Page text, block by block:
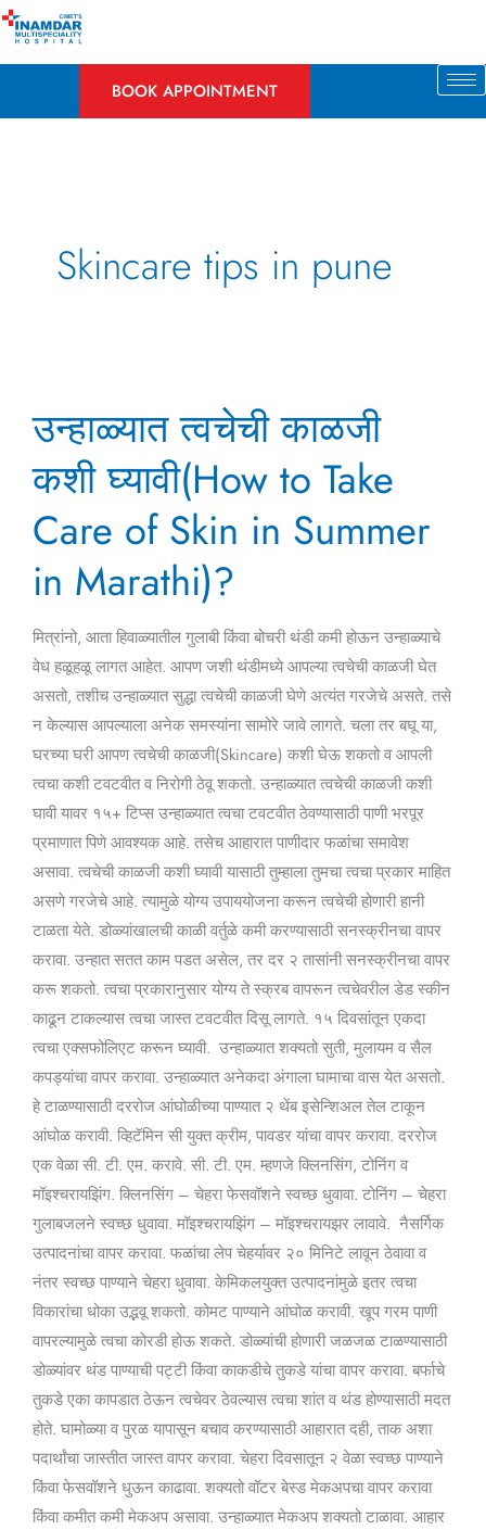
Skip
BOOK APPOINTMENT
Skincare tips in pune
उन्हाळ्यात त्वचेची काळजी
कशी घ्यावी(How to Take
Care of Skin in Summer
in Marathi)?
मित्रांनो, आता हिवाळ्यातील गुलाबी किंवा बोचरी थंडी कमी होऊन उन्हाळ्याचे
वेध हळूहळू लागत आहेत. आपण जशी थंडीमध्ये आपल्या त्वचेची काळजी घेत
असतो, तशीच उन्हाळ्यात सुद्धा त्वचेची काळजी घेणे अत्यंत गरजेचे असते. तसे
न केल्यास आपल्याला अनेक समस्यांना सामोरे जावे लागते. चला तर बघू या,
घरच्या घरी आपण त्वचेची काळजी(Skincare) कशी घेऊ शकतो व आपली
त्वचा कशी टवटवीत व निरोगी ठेवू शकतो. उन्हाळ्यात त्वचेची काळजी कशी
घावी यावर १५+ टिप्स उन्हाळ्यात त्वचा टवटवीत ठेवण्यासाठी पाणी भरपूर
प्रमाणात पिणे आवश्यक आहे. तसेच आहारात पाणीदार फळांचा समावेश
असावा. त्वचेची काळजी कशी घ्यावी यासाठी तुम्हाला तुमचा त्वचा प्रकार माहित
असणे गरजेचे आहे. त्यामुळे योग्य उपाययोजना करून त्वचेची होणारी हानी
टाळता येते. डोळ्यांखालची काळी वर्तुळे कमी करण्यासाठी सनस्क्रीनचा वापर
करावा. उन्हात सतत काम पडत असेल, तर दर २ तासांनी सनस्क्रीनचा वापर
करू शकतो. त्वचा प्रकारानुसार योग्य ते स्क्रब वापरून त्वचेवरील डेड स्कीन
काढून टाकल्यास त्वचा जास्त टवटवीत दिसू लागते. १५ दिवसांतून एकदा
त्वचा एक्सफोलिएट करून घ्यावी. उन्हाळ्यात शक्यतो सुती, मुलायम व सैल
कपड्यांचा वापर करावा. उन्हाळ्यात अनेकदा अंगाला घामाचा वास येत असतो.
हे टाळण्यासाठी दररोज आंघोळीच्या पाण्यात २ थेंब इसेन्शिअल तेल टाकून
आंघोळ करावी. व्हिटॅमिन सी युक्त क्रीम, पावडर यांचा वापर करावा. दररोज
एक वेळा सी. टी. एम. करावे. सी. टी. एम. म्हणजे क्लिनसिंग, टोनिंग व
मॉइश्चरायझिंग. क्लिनसिंग – चेहरा फेसवॉशने स्वच्छ धुवावा. टोनिंग – चेहरा
गुलाबजलने स्वच्छ धुवावा. मॉइश्चरायझिंग – मॉइश्चरायझर लावावे. नैसर्गिक
उत्पादनांचा वापर करावा. फळांचा लेप चेहर्यावर २० मिनिटे लावून ठेवावा व
नंतर स्वच्छ पाण्याने चेहरा धुवावा. केमिकलयुक्त उत्पादनांमुळे इतर त्वचा
विकारांचा धोका उद्भवू शकतो. कोमट पाण्याने आंघोळ करावी. खूप गरम पाणी
वापरल्यामुळे त्वचा कोरडी होऊ शकते. डोळ्यांची होणारी जळजळ टाळण्यासाठी
डोळ्यांवर थंड पाण्याची पट्टी किंवा काकडीचे तुकडे यांचा वापर करावा. बर्फाचे
तुकडे एका कापडात ठेऊन त्वचेवर ठेवल्यास त्वचा शांत व थंड होण्यासाठी मदत
होते. घामोळ्या व पुरळ यापासून बचाव करण्यासाठी आहारात दही, ताक अशा
पदार्थांचा जास्तीत जास्त वापर करावा. चेहरा दिवसातून २ वेळा स्वच्छ पाण्याने
किंवा फेसवॉशने धुऊन काढावा. शक्यतो वॉटर बेस्ड मेकअपचा वापर करावा
किंवा कमीत कमी मेकअप असावा. उन्हाळ्यात मेकअप शक्यतो टाळावा. आहार
त्वचेची
काळजी
कशी
to
Take
Care
of
Skin
in
Summer
in
Marathi)?